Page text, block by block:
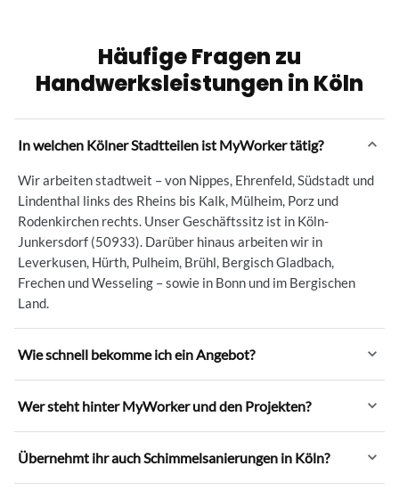
Häufige Fragen zu
Handwerksleistungen in Köln
In welchen Kölner Stadtteilen ist MyWorker tätig?
Wir arbeiten stadtweit – von Nippes, Ehrenfeld, Südstadt und
Lindenthal links des Rheins bis Kalk, Mülheim, Porz und
Rodenkirchen rechts. Unser Geschäftssitz ist in Köln-
Junkersdorf (50933). Darüber hinaus arbeiten wir in
Leverkusen, Hürth, Pulheim, Brühl, Bergisch Gladbach,
Frechen und Wesseling – sowie in Bonn und im Bergischen
Land.
Wie schnell bekomme ich ein Angebot?
Wer steht hinter MyWorker und den Projekten?
Übernehmt ihr auch Schimmelsanierungen in Köln?